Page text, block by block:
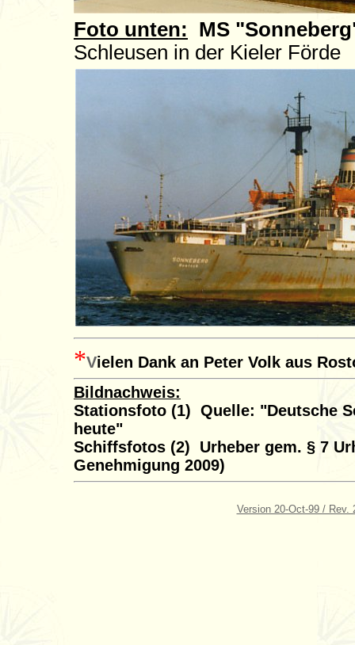
Foto unten: MS
Schleusen in der Kieler Förde
*Vielen Dank an Peter Volk aus
Bildnachweis:
Stationsfoto (1) Quelle: "Deutsche
heute"
Schiffsfotos (2) Urheber gem. § 7
Genehmigung 2009)
Version 20-Oct-99 / Rev.